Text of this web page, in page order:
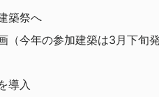
築祭へ
（今年の参加建築は3月下旬
導入